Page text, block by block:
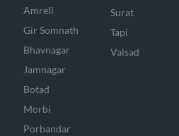
Amreli
Gir Somnath
Bhavnagar
Jamnagar
Botad
Morbi
Porbandar
Surat
Tapi
Valsad